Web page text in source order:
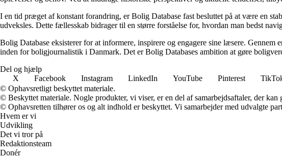
I en tid præget af konstant forandring, er Bolig Database fast besluttet på at være en
udveksles. Dette fællesskab bidrager til en større forståelse for, hvordan man bedst
Bolig Database eksisterer for at informere, inspirere og engagere sine læsere.
inden for boligjournalistik i Danmark. Det er Bolig Databases ambition at gøre
Del og hjælp
X
Facebook Instagram LinkedIn YouTube Pinterest
© Ophavsretligt beskyttet materiale.
© Beskyttet materiale. Nogle produkter, vi viser, er en del af samarbejdsaftaler, der kan
© Ophavsretten tilhører os og alt indhold er beskyttet. Vi samarbejder med udvalgte
Hvem er vi
Udvikling
Det vi tror på
Redaktionsteam
Donér